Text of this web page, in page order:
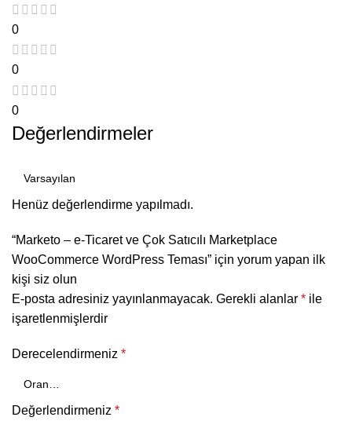
0
0
0
Değerlendirmeler
Henüz değerlendirme yapılmadı.
“Marketo – e-Ticaret ve Çok Satıcılı Marketplace
WooCommerce WordPress Teması” için yorum yapan ilk
kişi siz olun
E-posta adresiniz yayınlanmayacak. Gerekli alanlar * ile
işaretlenmişlerdir
Derecelendirmeniz *
Değerlendirmeniz *